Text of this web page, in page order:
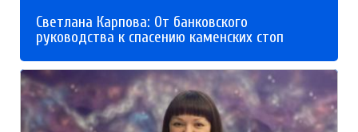
Светлана Карпова: От банковского
руководства к спасению каменских стоп